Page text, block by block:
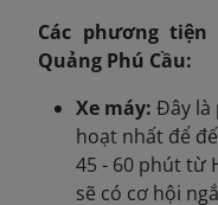
Các phương
Quảng Phú Cầu:
Xe máy: Đây là
hoạt nhất để
45 - 60 phút từ
sẽ có cơ hội